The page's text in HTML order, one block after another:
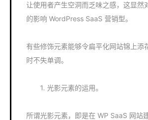
让使用者产生空洞而乏味之感，这显然
的影响 WordPress SaaS 营销型。
有些修饰元素能够令扁平化网站锦上添
时不失单调。
1. 光影元素的运用。
所谓光影元素，即是在 WP SaaS 网站